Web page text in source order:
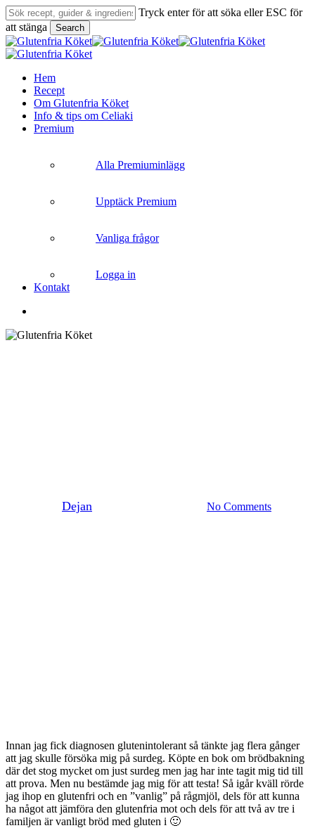
Skip
to
main
content
Tryck enter för att söka eller ESC för
att stänga
Search
Close
Search
search
Menu
Hem
Recept
Om Glutenfria Köket
Info & tips om Celiaki
Premium
Alla Premiuminlägg
Upptäck Premium
Vanliga frågor
Logga in
Kontakt
Dejan No Comments
Innan jag fick diagnosen glutenintolerant så tänkte jag flera gånger
att jag skulle försöka mig på surdeg. Köpte en bok om brödbakning
där det stog mycket om just surdeg men jag har inte tagit mig tid till
att prova. Men nu bestämde jag mig för att testa! Så igår kväll rörde
jag ihop en glutenfri och en ”vanlig” på rågmjöl, dels för att kunna
ha något att jämföra den glutenfria mot och dels för att två av tre i
familjen är vanligt bröd med gluten i 🙂